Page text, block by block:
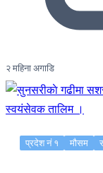
२ महिना अगाडि
प्रदेश नं १ मौसम